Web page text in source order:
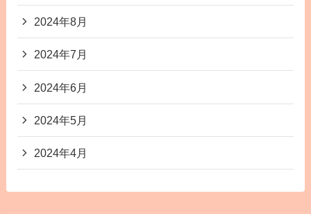
2024年8月
2024年7月
2024年6月
2024年5月
2024年4月